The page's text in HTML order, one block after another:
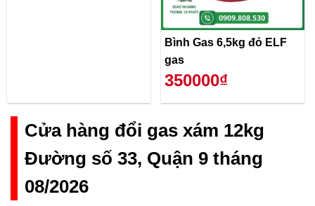
Bình Gas 6,5kg đỏ ELF
gas
350000₫
Cửa hàng đổi gas xám 12kg
Đường số 33, Quận 9 tháng
08/2026